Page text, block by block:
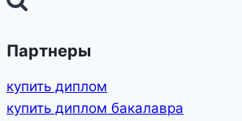
Партнеры
купить диплом
купить диплом бакалавра